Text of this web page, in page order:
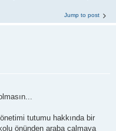
Jump to post
tutumu hakkında bir
önünden araba çalmaya